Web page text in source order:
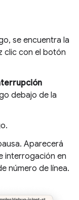
se encuentra la
clic con el botón
debajo de la
Aparecerá
interrogación en
número de línea.